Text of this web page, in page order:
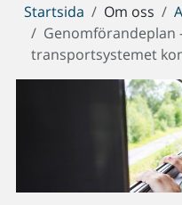
Du
är
här:
Startsida Om oss
Genomförandeplan
transportsystemet